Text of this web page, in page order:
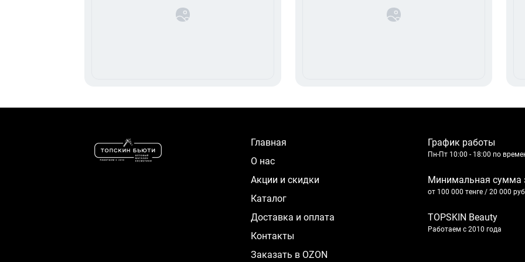
Главная
О нас
Акции и скидки
Каталог
Доставка и оплата
Контакты
Заказать в OZON
График работы
Пн-Пт 10:00 - 18:00 по
Минимальная сумма
от 100 000 тенге / 20 000
TOPSKIN Beauty
Работаем с 2010 года